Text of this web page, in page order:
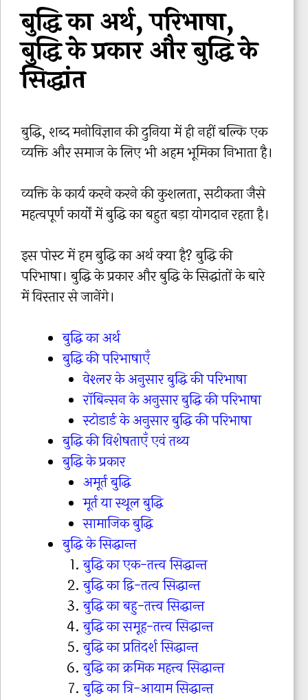
बुद्धि का अर्थ, परिभाषा,
बुद्धि के प्रकार और बुद्धि के
सिद्धांत
बुद्धि, शब्द मनोविज्ञान की दुनिया में ही नहीं बल्कि एक
व्यक्ति और समाज के लिए भी अहम भूमिका निभाता है।
व्यक्ति के कार्य करने करने की कुशलता, सटीकता जैसे
महत्वपूर्ण कार्यों में बुद्धि का बहुत बड़ा योगदान रहता है।
इस पोस्ट में हम बुद्धि का अर्थ क्या है? बुद्धि की
परिभाषा। बुद्धि के प्रकार और बुद्धि के सिद्धांतों के बारे
में विस्तार से जानेंगे।
बुद्धि का अर्थ
बुद्धि की परिभाषाएँ
वेश्लर के अनुसार बुद्धि की परिभाषा
रॉबिन्सन के अनुसार बुद्धि की परिभाषा
स्टोडार्ड के अनुसार बुद्धि की परिभाषा
बुद्धि की विशेषताएँ एवं तथ्य
बुद्धि के प्रकार
अमूर्त बुद्धि
मूर्त या स्थूल बुद्धि
सामाजिक बुद्धि
बुद्धि के सिद्धान्त
बुद्धि का एक-तत्त्व सिद्धान्त
बुद्धि का द्वि-तत्व सिद्धान्त
बुद्धि का बहु-तत्त्व सिद्धान्त
बुद्धि का समूह-तत्त्व सिद्धान्त
बुद्धि का प्रतिदर्श सिद्धान्त
बुद्धि का क्रमिक महत्त्व सिद्धान्त
बुद्धि का त्रि-आयाम सिद्धान्त